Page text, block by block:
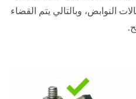
النوابض، وبالتالي يتم القضاء